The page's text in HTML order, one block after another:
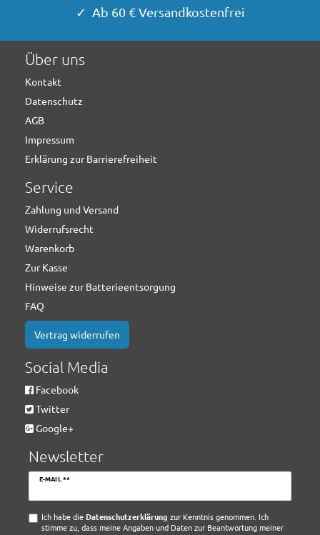
✓ Ab 60 € Versandkostenfrei
Über uns
Kontakt
Datenschutz
AGB
Impressum
Erklärung zur Barrierefreiheit
Service
Zahlung und Versand
Widerrufsrecht
Warenkorb
Zur Kasse
Hinweise zur Batterieentsorgung
FAQ
Vertrag widerrufen
Social Media
Facebook
Twitter
Google+
Newsletter
E-MAIL **
Newsletter
Ich habe die Daten­schutz­erklärung zur Kenntnis genommen. Ich
stimme zu, dass meine Angaben und Daten zur Beantwortung meiner